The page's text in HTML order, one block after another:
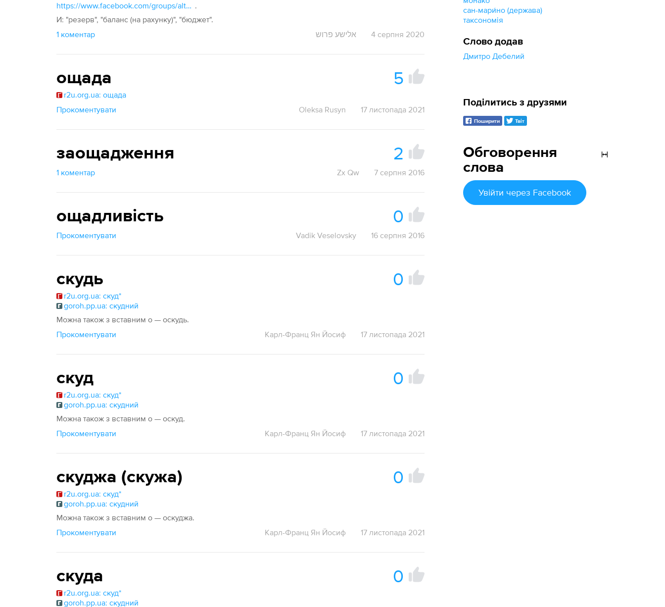
сан-мари́но (держава)
таксономія
Слово додав
Дмитро Дебелий
https://www.facebook.com/groups/alter.movoznavstvo/permalink/1649948935151250/ .
И: "резерв", "баланс (на рахунку)", "бюджет".
1 коментар
אלישע פרוש 4 серпня 2020
ощада 5
r2u.org.ua: ощада
Прокоментувати
Oleksa Rusyn 17 листопада 2021
заощадження 2
1 коментар Zx Qw 7 серпня 2016
ощадливість 0
Прокоментувати Vadik Veselovsky 16 серпня 2016
скудь 0
r2u.org.ua: скуд*
goroh.pp.ua: скудний
Можна також з вставним о — оскудь.
Прокоментувати
Карл-Франц Ян Йосиф 17 листопада 2021
скуд 0
r2u.org.ua: скуд*
goroh.pp.ua: скудний
Можна також з вставним о — оскуд.
Прокоментувати
Карл-Франц Ян Йосиф 17 листопада 2021
скуджа (скужа) 0
r2u.org.ua: скуд*
goroh.pp.ua: скудний
Можна також з вставним о — оскуджа.
Прокоментувати
Карл-Франц Ян Йосиф 17 листопада 2021
скуда 0
r2u.org.ua: скуд*
goroh.pp.ua: скудний
Обговорення
слова
Увійти через Facebook
Поділитись з друзями
Поширити Твіт